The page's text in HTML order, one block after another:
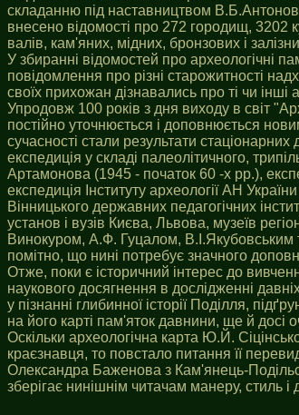
складанню під наставництвом
внесено відомості про 272 городищ, 3202
валів, кам'яних, мідних, бронзових і
У збиранні відомостей про археологічні
повідомлення про різні старожитності
своїх прихожан дізнавались про ті чи інші
Упродовж 100 років з дня виходу в світ
постійно уточнюється і доповнюється
сучасності стали результати
експедиція у складі палеолітичного,
Артамонова (1945 - початок 60 -х рр.),
експедиція Інституту археології АН
Вінницького державних педагогічних
установ і вузів Києва, Львова, музеїв
Винокуром, А.Ф. Гуцалом, В.І.Якубовським
помітно, що нині потребує значного
Отже, поки є історичний інтерес до
наукового досягнення в дослідженні
у пізнанні глибинної історії Поділля,
на його карті пам'яток давнини, ще й досі
Оскільки археологічна карта Ю.Й.
краєзнавця, то повстало питання її
Олександра Баженова з Кам'янець-
зберігає нинішнім читачам манеру, стиль і